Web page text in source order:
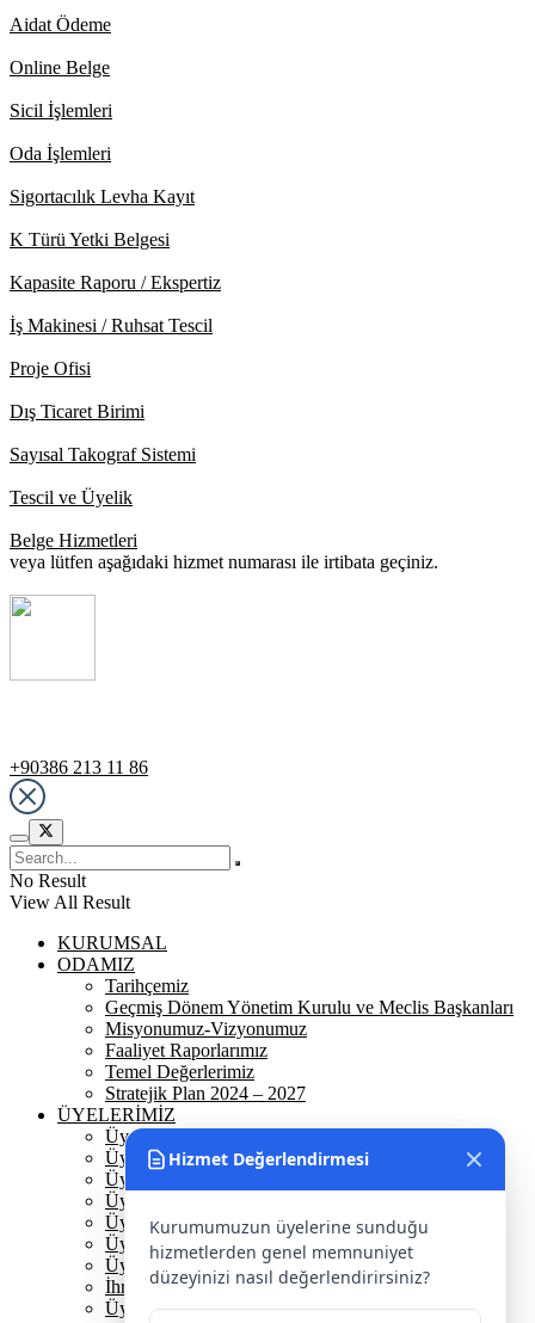
Aidat Ödeme
Online Belge
Sicil İşlemleri
Oda İşlemleri
Sigortacılık Levha Kayıt
K Türü Yetki Belgesi
Kapasite Raporu / Ekspertiz
İş Makinesi / Ruhsat Tescil
Proje Ofisi
Dış Ticaret Birimi
Sayısal Takograf Sistemi
Tescil ve Üyelik
Belge Hizmetleri
veya lütfen aşağıdaki hizmet numarası ile irtibata geçiniz.
+90386 213 11 86
Hizmet Değerlendirmesi
Kurumumuzun üyelerine sunduğu
hizmetlerden genel memnuniyet
düzeyinizi nasıl değerlendirirsiniz?
No Result
View All Result
KURUMSAL
ODAMIZ
Tarihçemiz
Geçmiş Dönem Yönetim Kurulu ve Meclis Başkanları
Misyonumuz-Vizyonumuz
Faaliyet Raporlarımız
Temel Değerlerimiz
Stratejik Plan 2024 – 2027
ÜYELERİMİZ
Üyelerimiz
Üyelik
Üyelik Ön Başvuru
Üyelik Avantajlarımız
Üye Danışmanına Sor
Üye Sorumluluklarımız
Üye Bilgi Güncelleme Formu
İhracat Danışmanına Sor
Üye Başarı Hikayeleri